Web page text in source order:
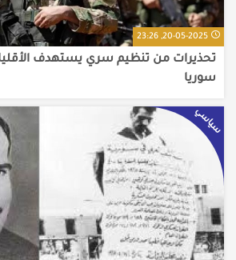
20-05-2025, 23:26
تحذيرات من تنظيم سري يستهدف
سوريا
سياسي